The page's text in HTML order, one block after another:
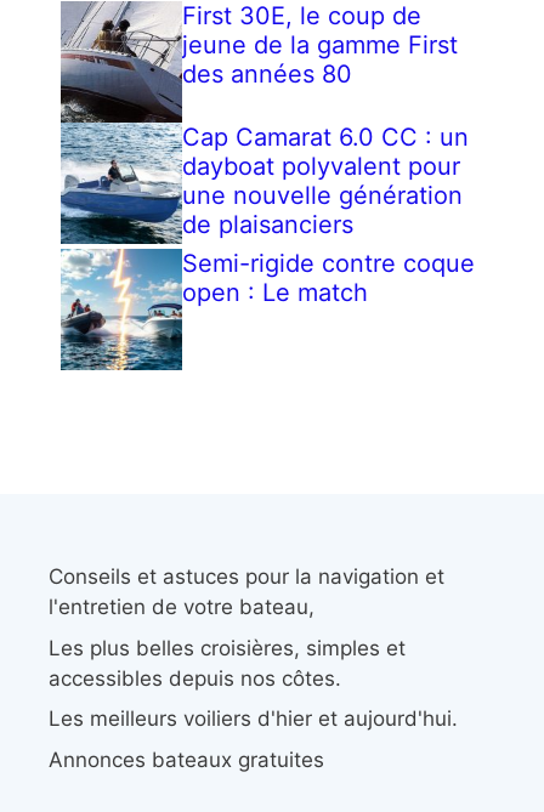
First 30E, le coup de
jeune de la gamme First
des années 80
Cap Camarat 6.0 CC : un
dayboat polyvalent pour
une nouvelle génération
de plaisanciers
Semi-rigide contre coque
open : Le match
Conseils et astuces pour la navigation et
l'entretien de votre bateau,
Les plus belles croisières, simples et
accessibles depuis nos côtes.
Les meilleurs voiliers d'hier et aujourd'hui.
Annonces bateaux gratuites